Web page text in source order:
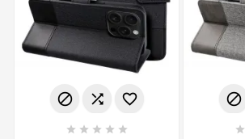
  
    

